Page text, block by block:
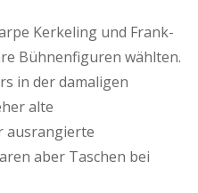
Kerkeling und Frank-
Bühnenfiguren wählten.
in der damaligen
alte
ausrangierte
aber Taschen bei